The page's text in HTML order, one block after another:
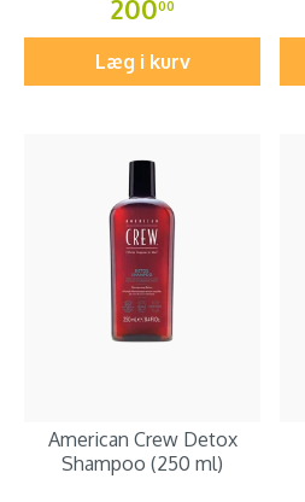
20000
Læg i kurv
American Crew Detox
Shampoo (250 ml)